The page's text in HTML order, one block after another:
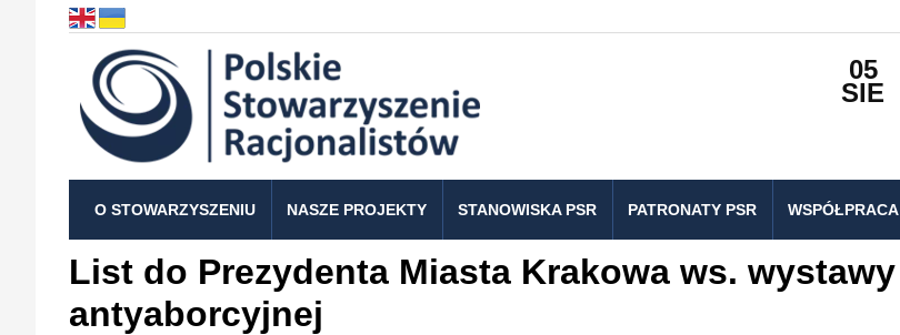
05
SIE
O STOWARZYSZENIU NASZE PROJEKTY STANOWISKA PSR PATRONATY PSR WSPÓŁPRACA
List do Prezydenta Miasta Krakowa ws. wystawy
antyaborcyjnej